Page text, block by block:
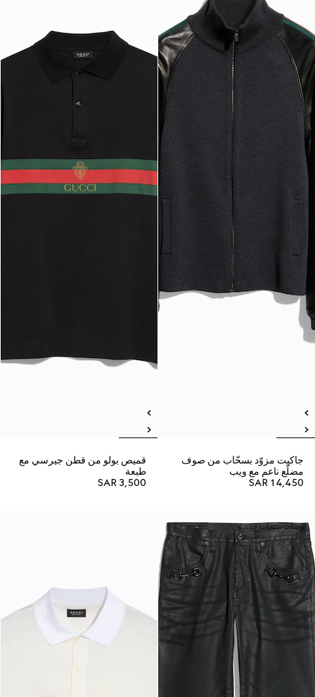
جاكيت مزوّد بسحّاب من صوف
مضلّع ناعم مع ويب
SAR 14,450
قميص بولو من قطن جيرسي مع
طبعة
SAR 3,500
وصلت منتجات جديدة